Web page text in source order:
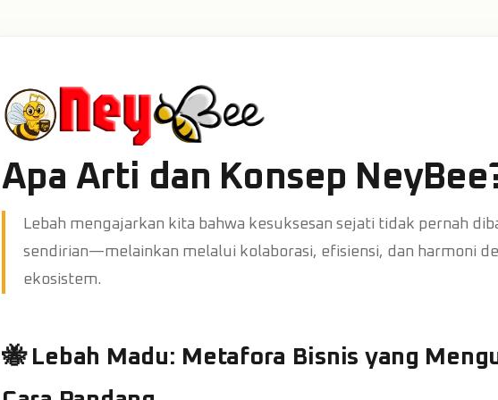
Apa Arti dan Konsep
Lebah mengajarkan kita bahwa kesuksesan sejati tidak pernah
sendirian—melainkan melalui kolaborasi, efisiensi, dan harmoni
ekosistem.
🐝 Lebah Madu: Metafora Bisnis yang